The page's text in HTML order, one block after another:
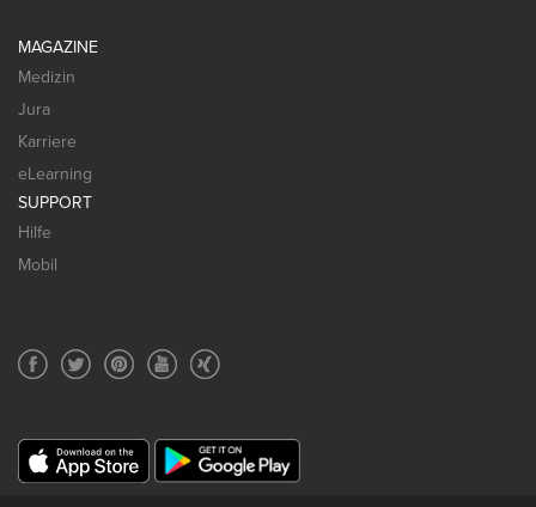
MAGAZINE
Medizin
Jura
Karriere
eLearning
SUPPORT
Hilfe
Mobil